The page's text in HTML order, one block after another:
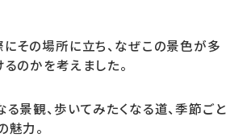
にその場所に立ち、なぜこの景色が多
のかを考えました。
景観、歩いてみたくなる道、季節ごと
魅力。